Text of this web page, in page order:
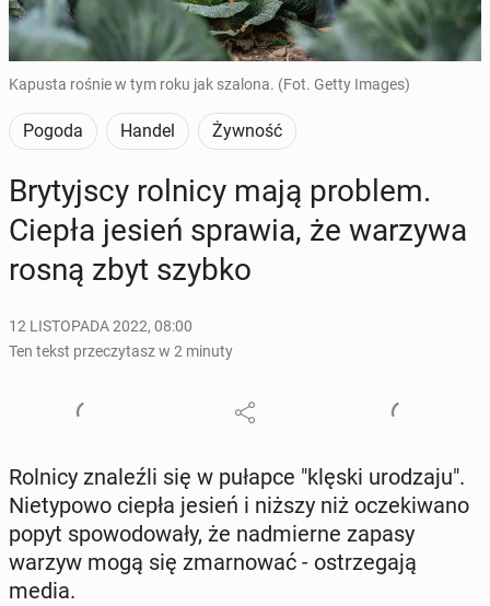
Kapusta rośnie w tym roku jak szalona. (Fot. Getty Images)
Pogoda Handel Żywność
Bry­tyj­scy rolnicy mają problem.
Ciepła jesień sprawia, że warzywa
rosną zbyt szybko
12 LISTOPADA 2022, 08:00
Ten tekst przeczytasz w 2 minuty
Rolnicy zna­leź­li się w pułapce "klęski uro­dza­ju".
Nie­ty­po­wo ciepła jesień i niższy niż ocze­ki­wa­no
popyt spo­wo­do­wa­ły, że nad­mier­ne zapasy
warzyw mogą się zmar­no­wać - ostrze­ga­ją
media.